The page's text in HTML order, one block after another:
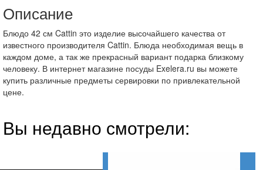
Описание
Блюдо 42 см Cattin это изделие высочайшего качества от
известного производителя Cattin. Блюда необходимая вещь в
каждом доме, а так же прекрасный вариант подарка близкому
человеку. В интернет магазине посуды Exelera.ru вы можете
купить различные предметы сервировки по привлекательной
цене.
Вы недавно смотрели: